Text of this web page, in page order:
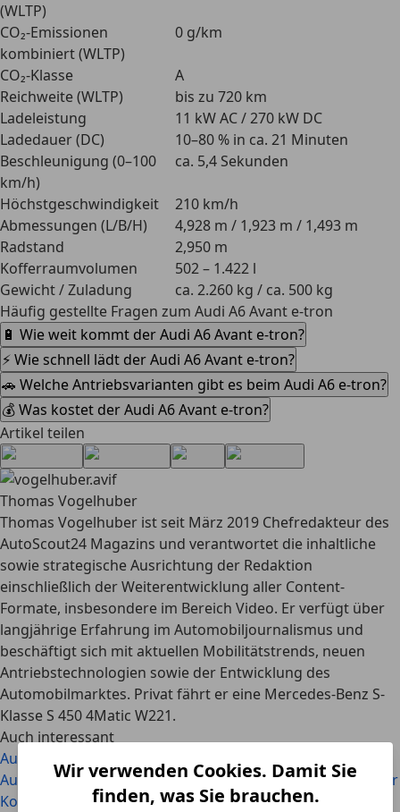
Wir verwenden Cookies. Damit Sie
finden, was Sie brauchen.
(WLTP)
CO₂-Emissionen
kombiniert (WLTP)
0 g/km
CO₂-Klasse
A
Reichweite (WLTP)
bis zu 720 km
Ladeleistung
11 kW AC / 270 kW DC
Ladedauer (DC)
10–80 % in ca. 21 Minuten
Beschleunigung (0–100
km/h)
ca. 5,4 Sekunden
Höchstgeschwindigkeit
210 km/h
Abmessungen (L/B/H)
4,928 m / 1,923 m / 1,493 m
Radstand
2,950 m
Kofferraumvolumen
502 – 1.422 l
Gewicht / Zuladung
ca. 2.260 kg / ca. 500 kg
Häufig gestellte Fragen zum Audi A6 Avant e-tron
🔋 Wie weit kommt der Audi A6 Avant e-tron?
⚡ Wie schnell lädt der Audi A6 Avant e-tron?
🚗 Welche Antriebsvarianten gibt es beim Audi A6 e-tron?
💰 Was kostet der Audi A6 Avant e-tron?
Artikel teilen
Thomas Vogelhuber
Thomas Vogelhuber ist seit März 2019 Chefredakteur des
AutoScout24 Magazins und verantwortet die inhaltliche
sowie strategische Ausrichtung der Redaktion
einschließlich der Weiterentwicklung aller Content-
Formate, insbesondere im Bereich Video. Er verfügt über
langjährige Erfahrung im Automobiljournalismus und
beschäftigt sich mit aktuellen Mobilitätstrends, neuen
Antriebstechnologien sowie der Entwicklung des
Automobilmarktes. Privat fährt er eine Mercedes-Benz S-
Klasse S 450 4Matic W221.
Auch interessant
Audi A6 vs. BMW 5er: Welcher Business-Gleiter ist besser?
Audi A6 vs. Mercedes E-Klasse: Welches Modell bietet mehr
Komfort?